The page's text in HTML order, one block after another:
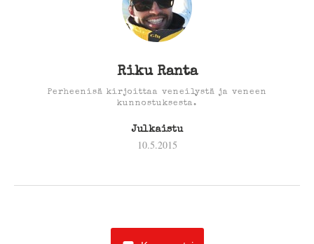
Riku Ranta
Perheenisä kirjoittaa veneilystä ja veneen
kunnostuksesta.
Julkaistu
10.5.2015